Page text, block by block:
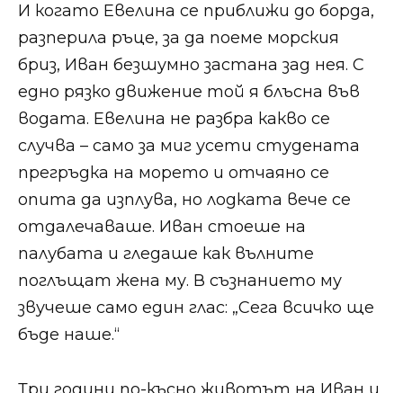
И когато Евелина се приближи до борда,
разперила ръце, за да поеме морския
бриз, Иван безшумно застана зад нея. С
едно рязко движение той я блъсна във
водата. Евелина не разбра какво се
случва – само за миг усети студената
прегръдка на морето и отчаяно се
опита да изплува, но лодката вече се
отдалечаваше. Иван стоеше на
палубата и гледаше как вълните
поглъщат жена му. В съзнанието му
звучеше само един глас: „Сега всичко ще
бъде наше.“
Три години по-късно животът на Иван и